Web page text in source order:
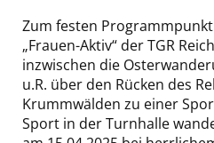
Zum festen
„Frauen-Aktiv“ der TGR
inzwischen die
u.R. über den Rücken des
Krummwälden zu einer
Sport in der Turnhalle